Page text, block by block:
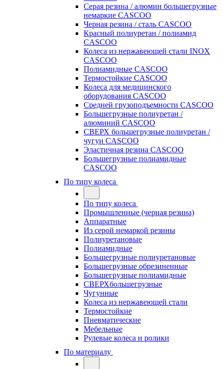
Серая резина / алюмин большегрузные
немаркие CASCOO
Черная резина / сталь CASCOO
Красный полиуретан / полиамид
CASCOO
Колеса из нержавеющей стали INOX
CASCOO
Полиамидные CASCOO
Термостойкие CASCOO
Колеса для медицинского
оборудования CASCOO
Средней грузоподъемности CASCOO
Большегрузные полиуретан /
алюминий CASCOO
СВЕРХ большегрузные полиуретан /
чугун CASCOO
Эластичная резина CASCOO
Большегрузные полиамидные
CASCOO
По типу колеса
По типу колеса
Промышленные (черная резина)
Аппаратные
Из серой немаркой резины
Полиуретановые
Полиамидные
Большегрузные полиуретановые
Большегрузные обрезиненные
Большегрузные полиамидные
СВЕРХбольшегрузные
Чугунные
Колеса из нержавеющей стали
Термостойкие
Пневматические
Мебельные
Рулевые колеса и ролики
По материалу